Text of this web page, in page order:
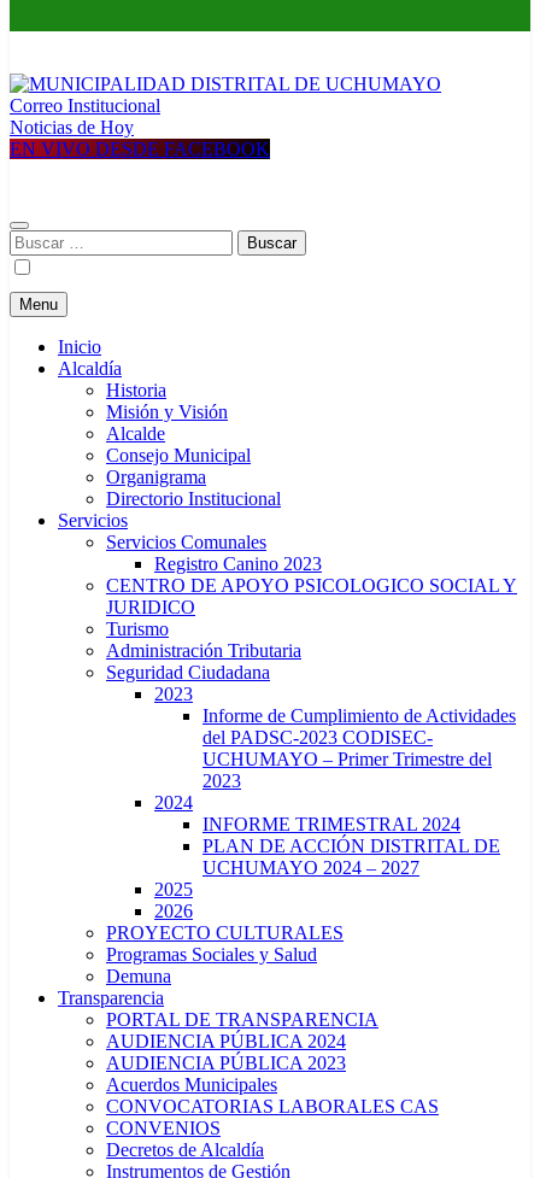
MUNICIPALIDAD DISTRITAL DE UCHUMAYO
Construyendo una nueva Historia
Correo Institucional
Noticias de Hoy
EN VIVO DESDE FACEBOOK
Buscar:
Menu
Inicio
Alcaldía
Historia
Misión y Visión
Alcalde
Consejo Municipal
Organigrama
Directorio Institucional
Servicios
Servicios Comunales
Registro Canino 2023
CENTRO DE APOYO PSICOLOGICO SOCIAL Y
JURIDICO
Turismo
Administración Tributaria
Seguridad Ciudadana
2023
Informe de Cumplimiento de Actividades
del PADSC-2023 CODISEC-
UCHUMAYO – Primer Trimestre del
2023
2024
INFORME TRIMESTRAL 2024
PLAN DE ACCIÓN DISTRITAL DE
UCHUMAYO 2024 – 2027
2025
2026
PROYECTO CULTURALES
Programas Sociales y Salud
Demuna
Transparencia
PORTAL DE TRANSPARENCIA
AUDIENCIA PÚBLICA 2024
AUDIENCIA PÚBLICA 2023
Acuerdos Municipales
CONVOCATORIAS LABORALES CAS
CONVENIOS
Decretos de Alcaldía
Instrumentos de Gestión